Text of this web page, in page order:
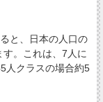
と、日本の人口の
。これは、7人に
人クラスの場合約5